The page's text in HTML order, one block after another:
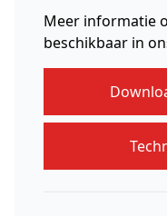
Meer informatie
beschikbaar in